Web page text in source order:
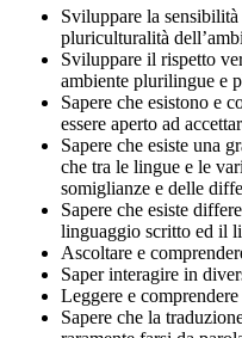
Sviluppare la
pluriculturalità
Sviluppare il rispetto
ambiente plurilingue e
Sapere che esistono e
essere aperto ad
Sapere che esiste una
che tra le lingue e le
somiglianze e delle
Sapere che esiste
linguaggio scritto ed il
Ascoltare e
Saper interagire in
Leggere e
Sapere che la